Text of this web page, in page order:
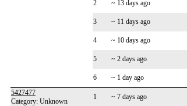
2 ~ 13 days ago
3 ~ 11 days ago
4 ~ 10 days ago
5
~ 2 days ago
6
~ 1 day ago
5427477
Category: Unknown
1 ~ 7 days ago